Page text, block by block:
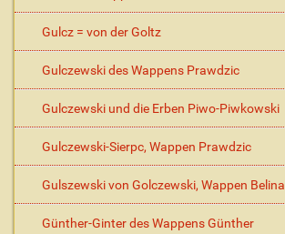
Gulcz = von der Goltz
Gulczewski des Wappens Prawdzic
Gulczewski und die Erben Piwo-Piwkowski
Gulczewski-Sierpc, Wappen Prawdzic
Gulszewski von Golczewski, Wappen Belina
Günther-Ginter des Wappens Günther